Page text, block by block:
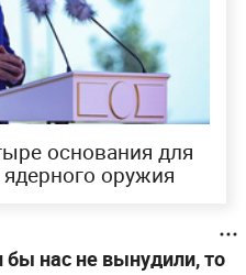
основания для
оружия
бы нас не вынудили, то